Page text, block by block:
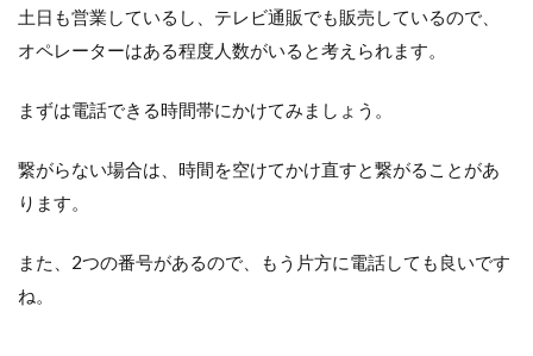
土日も営業しているし、テレビ通販でも販売しているので、
オペレーターはある程度人数がいると考えられます。
まずは電話できる時間帯にかけてみましょう。
繋がらない場合は、時間を空けてかけ直すと繋がることがあ
ります。
また、2つの番号があるので、もう片方に電話しても良いです
ね。